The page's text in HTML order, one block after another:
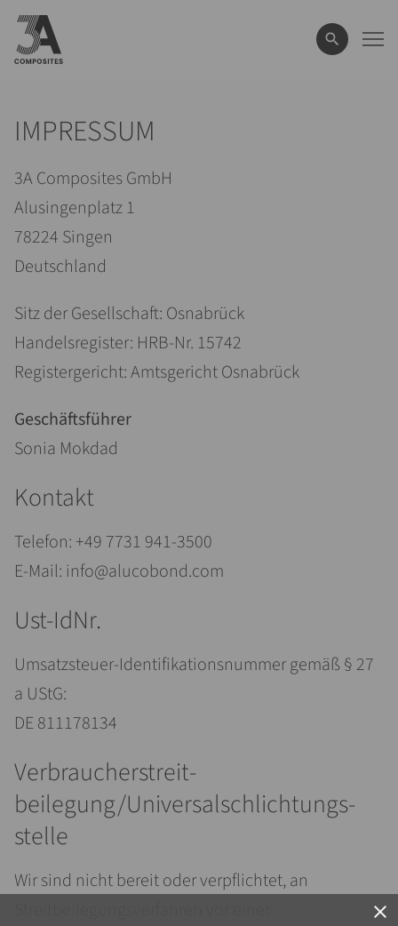
eingeben
close
IMPRESSUM
3A Composites GmbH
Alusingenplatz 1
78224 Singen
Deutschland
Sitz der Gesellschaft: Osnabrück
Handelsregister: HRB-Nr. 15742
Registergericht: Amtsgericht Osnabrück
Geschäftsführer
Sonia Mokdad
Kontakt
Telefon: +49 7731 941-3500
E-Mail: info@alucobond.com
Ust-IdNr.
Umsatzsteuer-Identifikationsnummer gemäß § 27
a UStG:
DE 811178134
Verbraucher­streit­
beilegung/Universal­schlichtungs­
stelle
Wir sind nicht bereit oder verpflichtet, an